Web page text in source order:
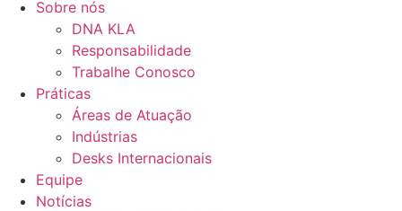
Sobre nós
DNA KLA
Responsabilidade
Trabalhe Conosco
Práticas
Áreas de Atuação
Indústrias
Desks Internacionais
Equipe
Notícias